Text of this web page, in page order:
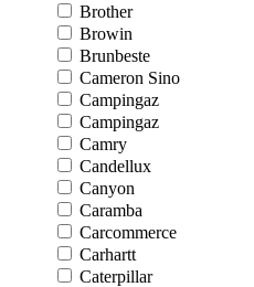
Brother
Browin
Brunbeste
Cameron Sino
Campingaz
Campingaz
Camry
Candellux
Canyon
Caramba
Carcommerce
Carhartt
Caterpillar